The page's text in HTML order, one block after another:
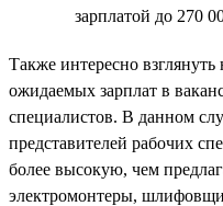
зарплатой до 270
Также интересно
ожидаемых зарплат в
специалистов. В данном
представителей рабочих
более высокую, чем
электромонтеры,